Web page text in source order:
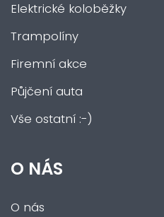
Elektrické koloběžky
Trampolíny
Firemní akce
Půjčení auta
Vše ostatní :-)
O NÁS
O nás